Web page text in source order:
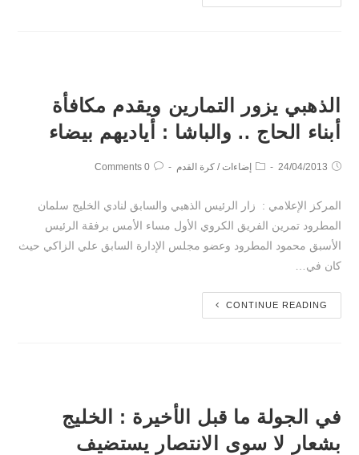
الذهبي يزور التمارين ويقدم مكافأة
أبناء الحاج .. والباشا : أياديهم بيضاء
24/04/2013 إضاءات / كرة القدم 0 Comments
المركز الإعلامي : زار الرئيس الذهبي والسابق لنادي الخليج سلمان
المطرود تمرين الفريق الكروي الأول مساء الأمس برفقة الرئيس
الأسبق محمود المطرود وعضو مجلس الإدارة السابق علي الزاكي حيث
كان في…
CONTINUE READING
في الجولة ما قبل الأخيرة : الخليج
بشعار لا سوى الانتصار يستضيف